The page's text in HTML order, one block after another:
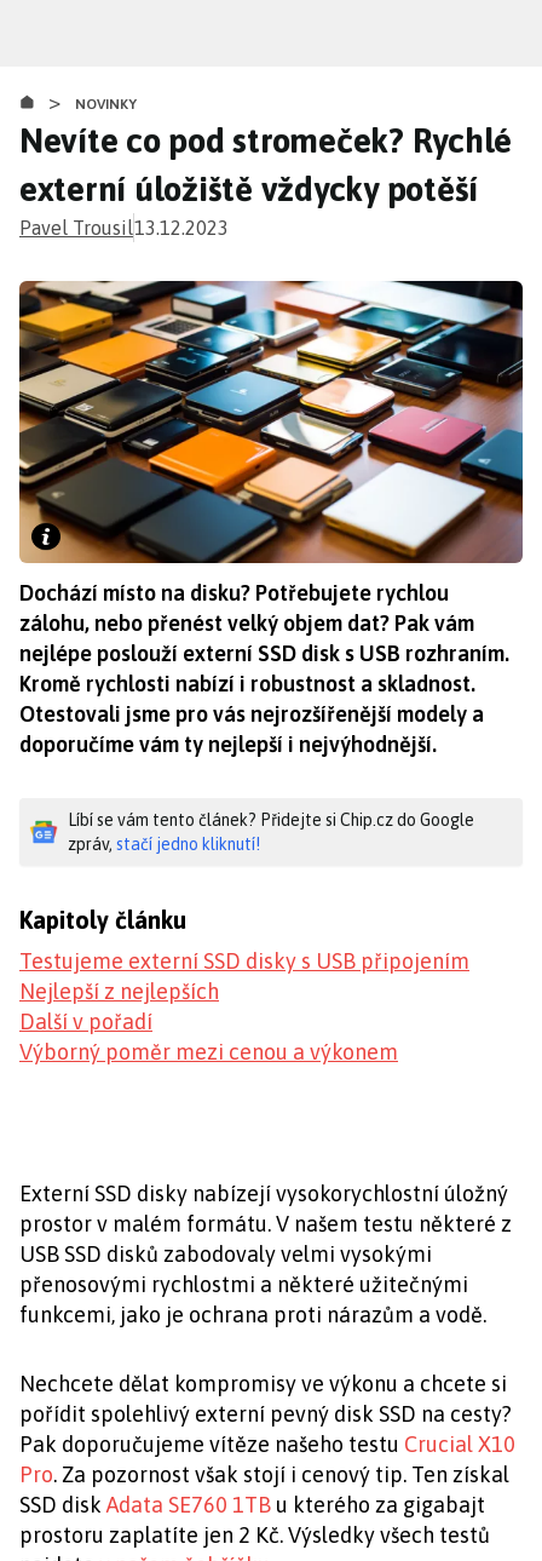
obsahu
> NOVINKY
Nevíte co pod stromeček? Rychlé
externí úložiště vždycky potěší
Pavel Trousil13.12.2023
Dochází místo na disku? Potřebujete rychlou
zálohu, nebo přenést velký objem dat? Pak vám
nejlépe poslouží externí SSD disk s USB rozhraním.
Kromě rychlosti nabízí i robustnost a skladnost.
Otestovali jsme pro vás nejrozšířenější modely a
doporučíme vám ty nejlepší i nejvýhodnější.
Líbí se vám tento článek? Přidejte si Chip.cz do Google
zpráv, stačí jedno kliknutí!
Kapitoly článku
Testujeme externí SSD disky s USB připojením
Nejlepší z nejlepších
Další v pořadí
Výborný poměr mezi cenou a výkonem
Externí SSD disky nabízejí vysokorychlostní úložný
prostor v malém formátu. V našem testu některé z
USB SSD disků zabodovaly velmi vysokými
přenosovými rychlostmi a některé užitečnými
funkcemi, jako je ochrana proti nárazům a vodě.
Nechcete dělat kompromisy ve výkonu a chcete si
pořídit spolehlivý externí pevný disk SSD na cesty?
Pak doporučujeme vítěze našeho testu Crucial X10
Pro. Za pozornost však stojí i cenový tip. Ten získal
SSD disk Adata SE760 1TB u kterého za gigabajt
prostoru zaplatíte jen 2 Kč. Výsledky všech testů